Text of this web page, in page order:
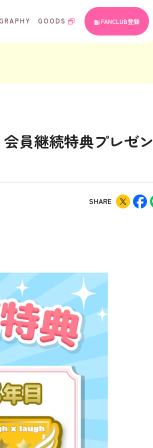
GOODS FANCLUB登録
員継続特典プレゼン
SHARE